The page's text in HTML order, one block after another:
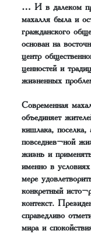
… И в далеком
махалля была и
гражданского
основан на
центр
ценностей и
жизненных
Современная
объединяет
кишлака,
повседнев¬ной
жизнь и
именно в
мере
конкретный
контекст.
справедливо
мира и